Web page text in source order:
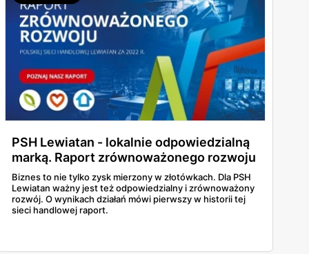
PSH Lewiatan - lokalnie odpowiedzialną
marką. Raport zrównoważonego rozwoju
i najważniejsze wnioski!
Biznes to nie tylko zysk mierzony w złotówkach. Dla PSH
Lewiatan ważny jest też odpowiedzialny i zrównoważony
rozwój. O wynikach działań mówi pierwszy w historii tej
sieci handlowej raport.